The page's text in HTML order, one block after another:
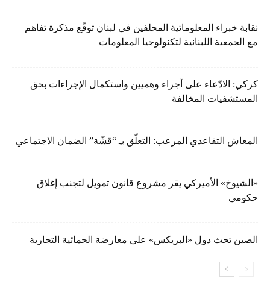
نقابة خبراء المعلوماتية المحلفين في لبنان توقّع مذكرة تفاهم
مع الجمعية اللبنانية لتكنولوجيا المعلومات
كركي: الادّعاء على أجراء وهميين واستكمال الإجراءات بحق
المستشفيات المخالفة
المعاش التقاعدي المرعب: التعلّق بـِ “قشّة” الضمان الاجتماعي
«الشيوخ» الأميركي يقر مشروع قانون تمويل لتجنب إغلاق
حكومي
الصين تحث دول «البريكس» على معارضة الحمائية التجارية